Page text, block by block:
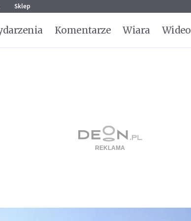
Sklep
Komentarze Wiara Wideo